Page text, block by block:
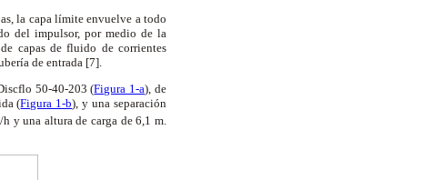
la capa límite envuelve a todo
del impulsor, por medio de la
capas de fluido de corrientes
de entrada [7].
50-40-203 (Figura 1-a), de
(Figura 1-b), y una separación
/h y una altura de carga de 6,1 m.